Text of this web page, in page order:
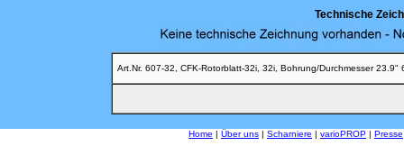
Technische
Art.Nr. 607-32, CFK-Rotorblatt-32i, 32i, Bohrung/Durchmesser 23.9"
Home | Über uns | Scharniere | varioPROP | Presse